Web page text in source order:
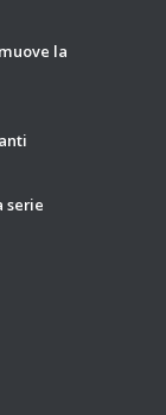
la
serie